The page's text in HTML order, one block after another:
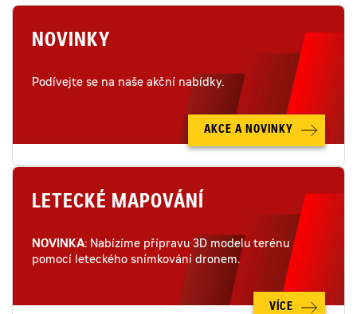
NOVINKY
Podívejte se na naše akční nabídky.
AKCE A NOVINKY
LETECKÉ MAPOVÁNÍ
NOVINKA: Nabízíme přípravu 3D modelu terénu
pomocí leteckého snímkování dronem.
VÍCE